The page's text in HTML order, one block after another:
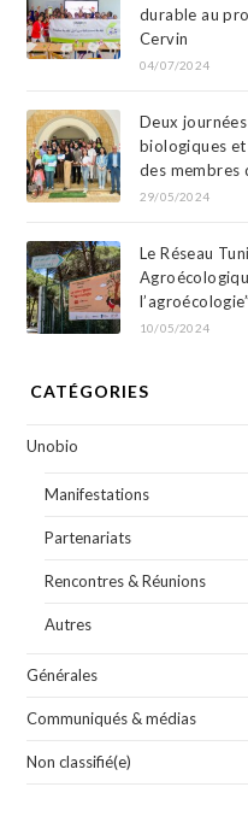
durable au
Cervin
04/07/2024
Deux
biologiques
des membres
29/05/2024
Le Réseau
l’agroécologie”
10/05/2024
CATÉGORIES
Unobio
Manifestations
Partenariats
Rencontres & Réunions
Autres
Générales
Communiqués & médias
Non classifié(e)